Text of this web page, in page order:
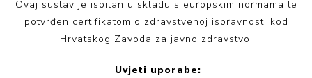
Ovaj sustav je ispitan u skladu s europskim normama te
potvrđen certifikatom o zdravstvenoj ispravnosti kod
Hrvatskog Zavoda za javno zdravstvo.
Uvjeti uporabe: